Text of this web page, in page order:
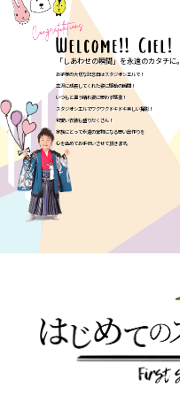
「しあわせの瞬間」を永遠のカタチに。
お子様の大切な記念日はスタジオシエルで！
立派に成長してくれた姿に感動の瞬間！
いつもと違う晴れ姿に思わず感激！
スタジオシエルでワクワクドキドキ楽しい撮影！
可愛い衣装も盛りだくさん！
家族にとって永遠の宝物になる思い出作りを
心を込めてお手伝いさせて頂きます。